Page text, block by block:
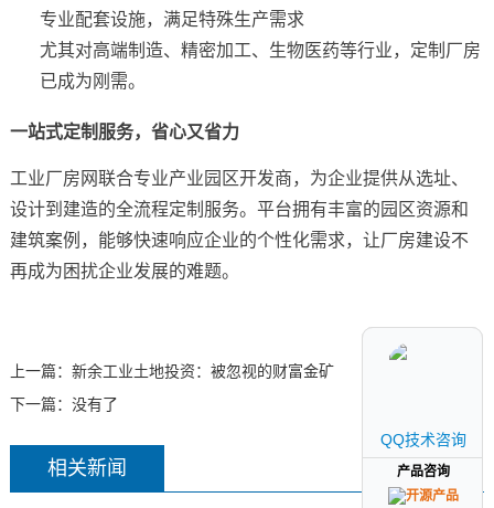
专业配套设施，满足特殊生产需求
尤其对高端制造、精密加工、生物医药等行业，定制厂房
已成为刚需。
一站式定制服务，省心又省力
工业厂房网联合专业产业园区开发商，为企业提供从选址、
设计到建造的全流程定制服务。平台拥有丰富的园区资源和
建筑案例，能够快速响应企业的个性化需求，让厂房建设不
再成为困扰企业发展的难题。
上一篇： 新余工业土地投资：被忽视的财富金矿
下一篇：没有了
相关新闻
QQ技术咨询
产品咨询
QQ技术咨询
产品咨询